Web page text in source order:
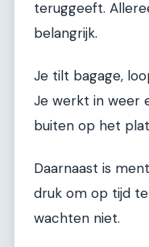
teruggeeft.
belangrijk.
Je tilt bagage,
Je werkt in weer
buiten op het
Daarnaast is
druk om op tijd
wachten niet.